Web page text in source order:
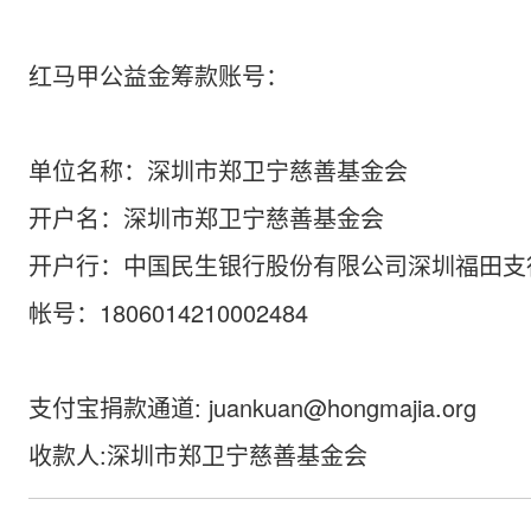
红马甲公益金筹款账号：
单位名称：深圳市郑卫宁慈善基金会
开户名：深圳市郑卫宁慈善基金会
开户行：中国民生银行股份有限公司深圳福田
帐号：1806014210002484
支付宝捐款通道: juankuan@hongmajia.org
收款人:深圳市郑卫宁慈善基金会